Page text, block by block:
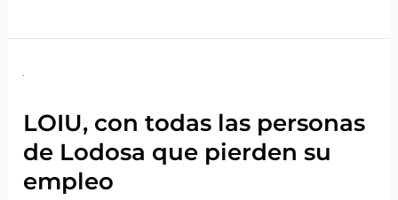
a
como
cabeza
de
lista
LOIU, con todas las personas
de Lodosa que pierden su
empleo